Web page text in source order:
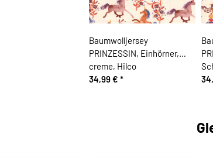
Baumwolljersey
PRINZESSIN, Einhörner,
creme, Hilco
34,99 € *